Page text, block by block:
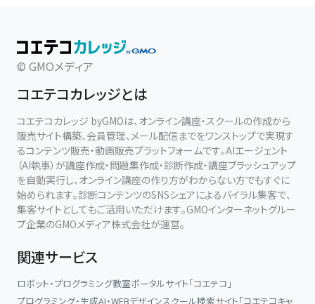
© GMOメディア
コエテコカレッジとは
コエテコカレッジ byGMOは、オンライン講座・スクールの作成から
販売サイト構築、会員管理、メール配信までをワンストップで実現す
るコンテンツ販売・動画販売プラットフォームです。AIエージェント
（AI執事）が講座作成・問題集作成・診断作成・講座ブラッシュアップ
を自動実行し、オンライン講座の作り方がわからない方でもすぐに
始められます。診断コンテンツのSNSシェアによるバイラル集客で、
集客サイトとしてもご活用いただけます。GMOインターネットグルー
プ企業のGMOメディア株式会社が運営。
関連サービス
ロボット・プログラミング教室ポータルサイト「コエテコ」
プログラミング・生成AI・WEBデザインスクール検索サイト「コエテコキャ